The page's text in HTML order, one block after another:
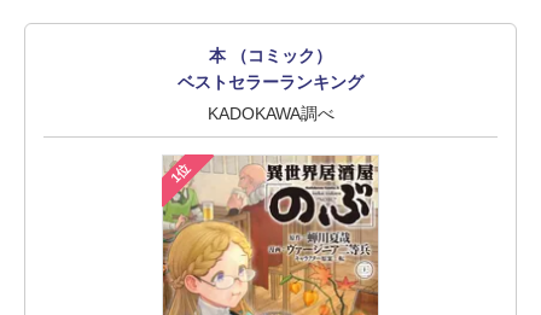
本 （コミック）
ベストセラーランキング
KADOKAWA調べ
1位